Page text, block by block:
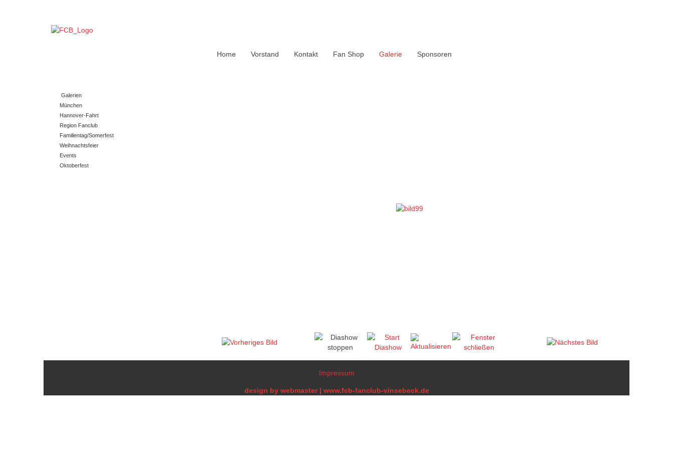
Home Vorstand Kontakt Fan Shop Galerie Sponsoren
Galerien
München
Hannover-Fahrt
Region Fanclub
Familientag/Somerfest
Weihnachtsfeier
Events
Oktoberfest
Impressum
design by webmaster | www.fcb-fanclub-vinsebeck.de